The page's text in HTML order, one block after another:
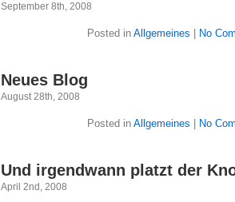
September 8th, 2008
Posted in Allgemeines No
Neues Blog
August 28th, 2008
Posted in Allgemeines No
Und irgendwann platzt der
April 2nd, 2008